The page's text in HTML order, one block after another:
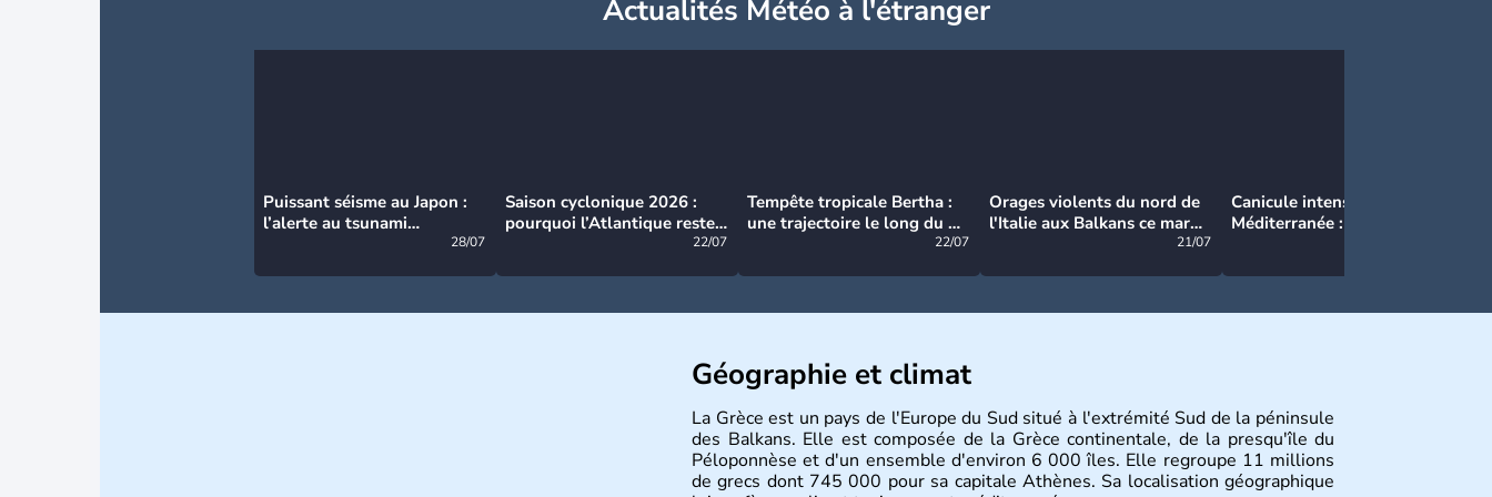
Actualités Météo à l'étranger
Puissant séisme au Japon :
l’alerte au tsunami
28/07
Saison cyclonique 2026 :
pourquoi l’Atlantique reste
22/07
Tempête tropicale Bertha :
une trajectoire le long du du
22/07
Orages violents du nord de
l'Italie aux Balkans ce mardi
21/07
Canicule intense en
Méditerranée : près de 50°C
Géographie et climat
La Grèce est un pays de l'Europe du Sud situé à l'extrémité Sud de la péninsule
des Balkans. Elle est composée de la Grèce continentale, de la presqu'île du
Péloponnèse et d'un ensemble d'environ 6 000 îles. Elle regroupe 11 millions
de grecs dont 745 000 pour sa capitale Athènes. Sa localisation géographique